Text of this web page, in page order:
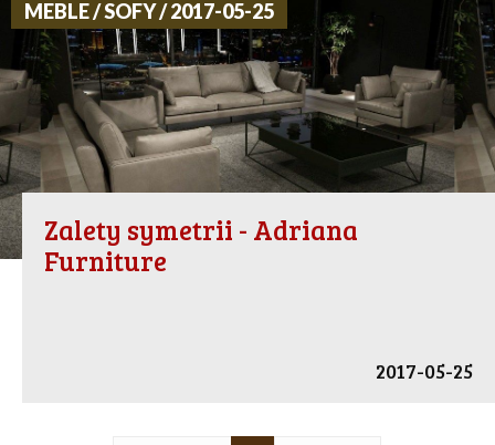
MEBLE / SOFY / 2017-05-25
Zalety symetrii - Adriana
Furniture
2017-05-25